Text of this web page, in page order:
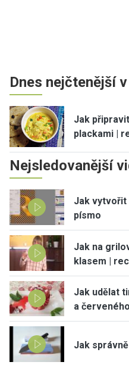
Dnes nejčtenější
Jak
plackami |
Nejsledovanější
Jak vytvořit
písmo
Jak na
klasem |
Jak udělat
a
Jak